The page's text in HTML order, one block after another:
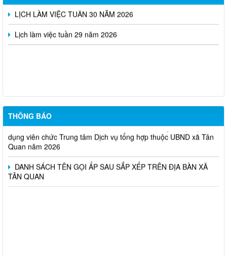
LỊCH LÀM VIỆC TUẦN 30 NĂM 2026
Lịch làm việc tuần 29 năm 2026
THÔNG BÁO
THÔNG BÁO V/v triệu tập thí sinh tham dự vòng 02 kỳ tuyển
dụng viên chức Trung tâm Dịch vụ tổng hợp thuộc UBND xã Tân
Quan năm 2026
DANH SÁCH TÊN GỌI ẤP SAU SẮP XẾP TRÊN ĐỊA BÀN XÃ
TÂN QUAN